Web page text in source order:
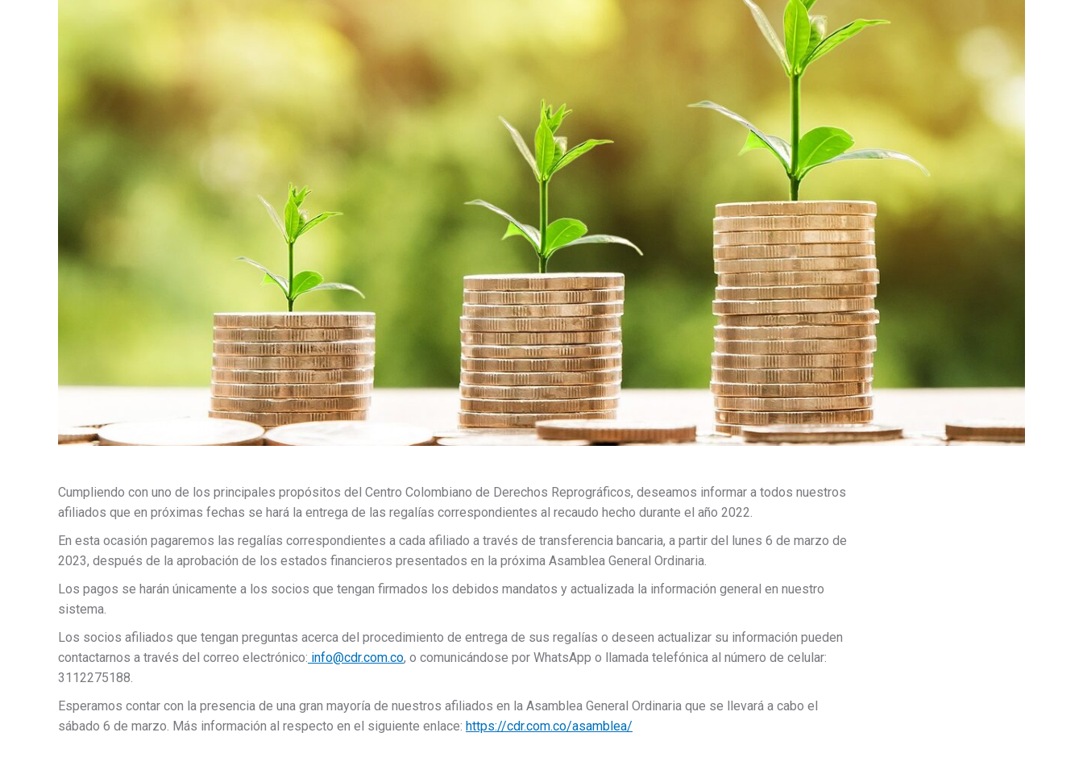
Cumpliendo con uno de los principales propósitos del Centro Colombiano de Derechos Reprográficos, deseamos informar a todos nuestros
afiliados que en próximas fechas se hará la entrega de las regalías correspondientes al recaudo hecho durante el año 2022.
En esta ocasión pagaremos las regalías correspondientes a cada afiliado a través de transferencia bancaria, a partir del lunes 6 de marzo de
2023, después de la aprobación de los estados financieros presentados en la próxima Asamblea General Ordinaria.
Los pagos se harán únicamente a los socios que tengan firmados los debidos mandatos y actualizada la información general en nuestro
sistema.
Los socios afiliados que tengan preguntas acerca del procedimiento de entrega de sus regalías o deseen actualizar su información pueden
contactarnos a través del correo electrónico: info@cdr.com.co, o comunicándose por WhatsApp o llamada telefónica al número de celular:
3112275188.
Esperamos contar con la presencia de una gran mayoría de nuestros afiliados en la Asamblea General Ordinaria que se llevará a cabo el
sábado 6 de marzo. Más información al respecto en el siguiente enlace: https://cdr.com.co/asamblea/